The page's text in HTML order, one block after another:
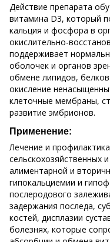
Действие препарата
витамина D3, который
кальция и фосфора в
окислительно-
поддерживает
оболочек и органов
обмене липидов,
окисление
клеточные мембраны,
развитие эмбрионов.
Применение:
Лечение и
сельскохозяйственных
алиментарной и
гипокальциемии и
послеродового
задержания последа,
костей, дисплазии
болезнях, которые